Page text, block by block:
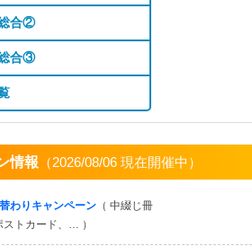
合②
合③
情報 （2026/08/06 現在開催中）
わりキャンペーン （ 中綴じ冊
トカード、… ）